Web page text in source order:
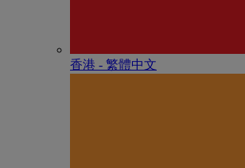
香港 - 繁體中文